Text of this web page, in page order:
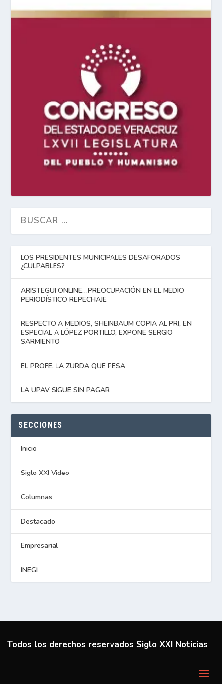
LOS PRESIDENTES MUNICIPALES DESAFORADOS
¿CULPABLES?
ARISTEGUI ONLINE…PREOCUPACIÓN EN EL MEDIO
PERIODÍSTICO REPECHAJE
RESPECTO A MEDIOS, SHEINBAUM COPIA AL PRI, EN
ESPECIAL A LÓPEZ PORTILLO, EXPONE SERGIO
SARMIENTO
EL PROFE. LA ZURDA QUE PESA
LA UPAV SIGUE SIN PAGAR
SECCIONES
Inicio
Siglo XXI Video
Columnas
Destacado
Empresarial
INEGI
Todos los derechos reservados Siglo XXI Noticias